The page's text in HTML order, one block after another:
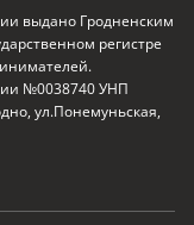
выдано Гродненским
регистре
№0038740 УНП
ул.Понемуньская,